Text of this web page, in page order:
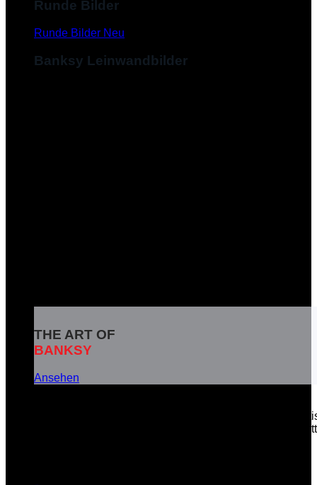
Runde Bilder
Runde Bilder
Banksy Leinwandbilder
THE ART OF
BANKSY
Ansehen
Banksy ist das Pseudonym eines weltbekannten
soziale Botschaften in seinen Kunstwerken zu